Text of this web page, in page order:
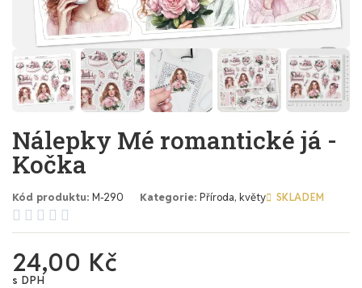
Nálepky Mé romantické já -
Kočka
Kód produktu M-290 Kategorie Příroda, květy SKLADEM
    
24,00 Kč
s DPH